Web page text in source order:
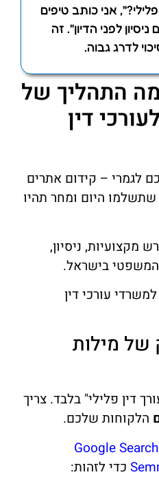
אני כותב טיפים
לפני הדיון". זה
לדרג גבוה.
התהליך של
דין
לגמרי – קידום אתרים
היום ומחר תהיו
מקצועיות, ניסיון,
בישראל.
עורכי דין
של מילות
דין פלילי" בלבד. צריך
הלקוחות שלכם.
Google Search
כדי לזהות: